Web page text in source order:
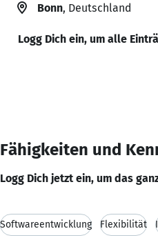
Bonn, Deutschland
Logg Dich ein, um alle
Fähigkeiten und
Logg Dich jetzt ein, um das
Softwareentwicklung Flexibilität